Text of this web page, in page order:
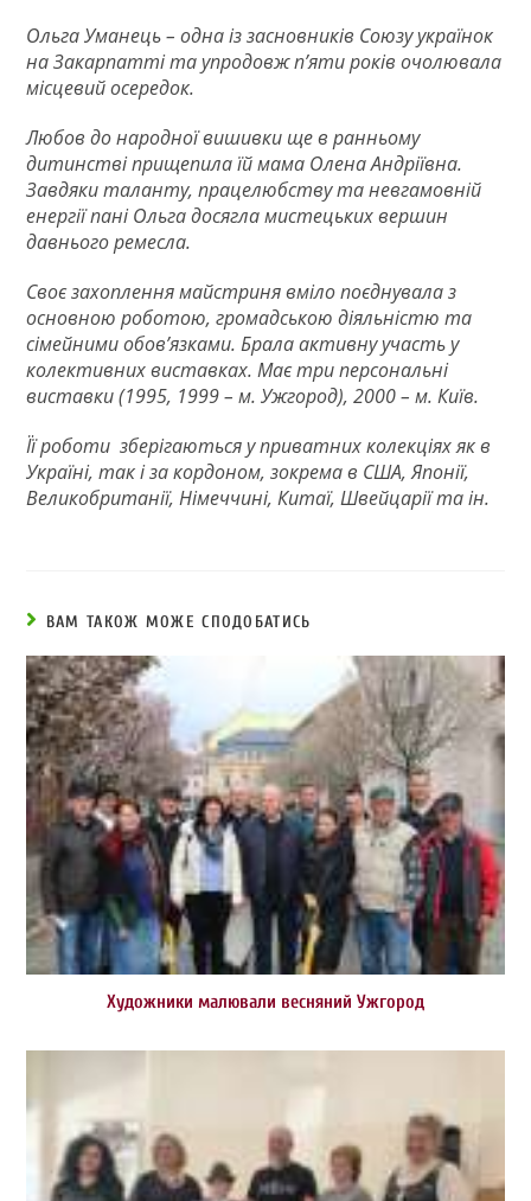
Ольга Уманець – одна із засновників Союзу українок
на Закарпатті та упродовж п’яти років очолювала
місцевий осередок.
Любов до народної вишивки ще в ранньому
дитинстві прищепила їй мама Олена Андріївна.
Завдяки таланту, працелюбству та невгамовній
енергії пані Ольга досягла мистецьких вершин
давнього ремесла.
Своє захоплення майстриня вміло поєднувала з
основною роботою, громадською діяльністю та
сімейними обов’язками. Брала активну участь у
колективних виставках. Має три персональні
виставки (1995, 1999 – м. Ужгород), 2000 – м. Київ.
Її роботи зберігаються у приватних колекціях як в
Україні, так і за кордоном, зокрема в США, Японії,
Великобританії, Німеччині, Китаї, Швейцарії та ін.
ВАМ ТАКОЖ МОЖЕ СПОДОБАТИСЬ
Художники малювали весняний Ужгород